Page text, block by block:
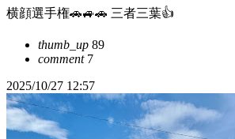
横顔選手権🚗🚙🚗 三者三葉👍
thumb_up 89
comment7
2025/10/27 12:57